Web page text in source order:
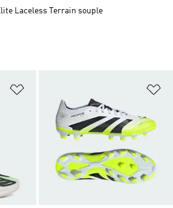
Ajouter à la Liste de produits
Laceless Terrain souple